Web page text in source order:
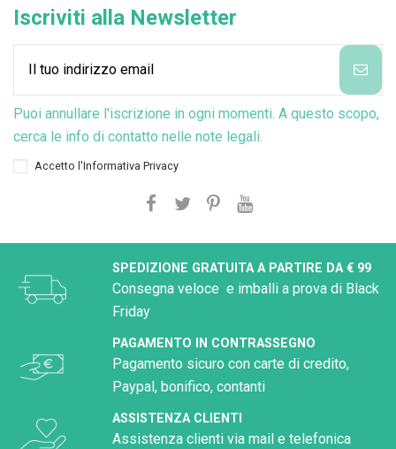
Iscriviti alla Newsletter
Puoi annullare l'iscrizione in ogni momenti. A questo scopo,
cerca le info di contatto nelle note legali.
Accetto l'Informativa Privacy
SPEDIZIONE GRATUITA A PARTIRE DA € 99
Consegna veloce e imballi a prova di Black
Friday
PAGAMENTO IN CONTRASSEGNO
Pagamento sicuro con carte di credito,
Paypal, bonifico, contanti
ASSISTENZA CLIENTI
Assistenza clienti via mail e telefonica